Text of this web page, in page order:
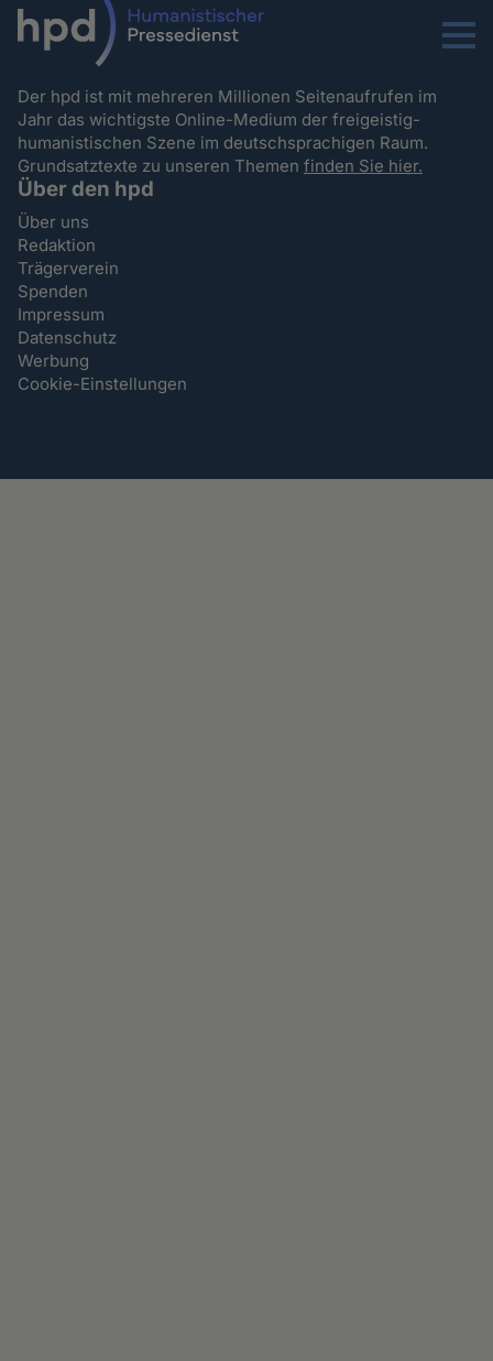
Menu
Der hpd ist mit mehreren Millionen Seitenaufrufen im
Jahr das wichtigste Online-Medium der freigeistig-
humanistischen Szene im deutschsprachigen Raum.
Grundsatztexte zu unseren Themenfinden Sie hier.
Über den hpd
Über uns
Redaktion
Trägerverein
Spenden
Impressum
Datenschutz
Werbung
Cookie-Einstellungen